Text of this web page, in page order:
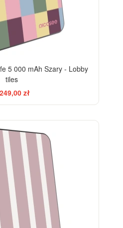
5 000 mAh Szary - Lobby
tiles
zł